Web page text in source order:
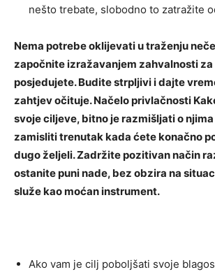
nešto trebate, slobodno to zatražite
Nema potrebe oklijevati u traženju
započnite izražavanjem zahvalnosti za
posjedujete. Budite strpljivi i dajte
zahtjev očituje. Načelo privlačnosti
svoje ciljeve, bitno je razmišljati o
zamisliti trenutak kada ćete konačno
dugo željeli. Zadržite pozitivan način
ostanite puni nade, bez obzira na
služe kao moćan instrument.
Ako vam je cilj poboljšati svoje